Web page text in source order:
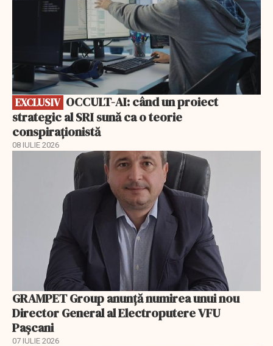
EXCLUSIV
strategic al SRI sună ca o teorie
conspiraționistă
08 IULIE 2026
GRAMPET Group anunță numirea unui nou
Director General al Electroputere VFU
Pașcani
07 IULIE 2026